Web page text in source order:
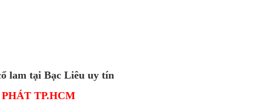
lam tại Bạc Liêu uy tín
TP.HCM